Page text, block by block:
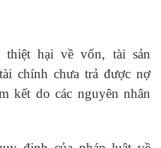
hại về vốn, tài sản
chính chưa trả được nợ
kết do các nguyên nhân